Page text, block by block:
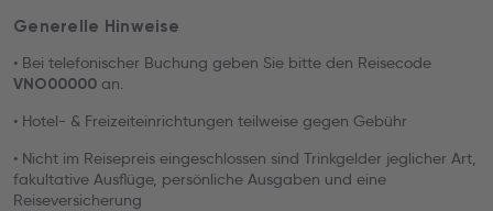
Generelle Hinweise
• Bei telefonischer Buchung geben Sie bitte den Reisecode
VNO00000 an.
• Hotel- & Freizeiteinrichtungen teilweise gegen Gebühr
• Nicht im Reisepreis eingeschlossen sind Trinkgelder jeglicher Art,
fakultative Ausflüge, persönliche Ausgaben und eine
Reiseversicherung